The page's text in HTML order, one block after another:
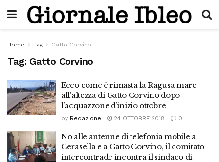
Home Tag Gatto Corvino
Tag: Gatto Corvino
Ecco come è rimasta la Ragusa mare
all’altezza di Gatto Corvino dopo
l’acquazzone d’inizio ottobre
by Redazione 24 OTTOBRE 2018 0
No alle antenne di telefonia mobile a
Cerasella e a Gatto Corvino, il comitato
intercontrade incontra il sindaco di